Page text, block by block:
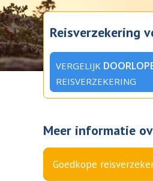
Reisverzekering
VERGELIJK
REISVERZEKERING
Meer informatie
Goedkope